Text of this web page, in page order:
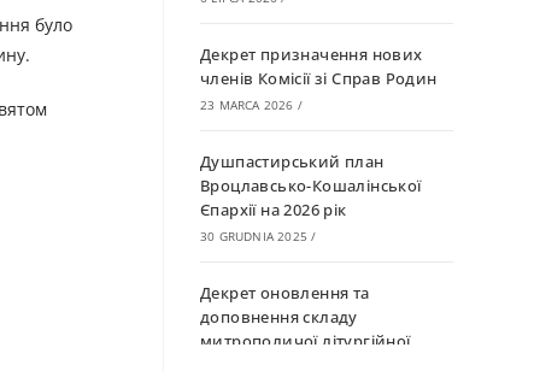
було
Декрет призначення нових
членів Комісії зі Справ Родин
23 MARCA 2026 /
Душпастирський план
Вроцлавсько-Кошалінської
Єпархії на 2026 рік
30 GRUDNIA 2025 /
Декрет оновлення та
доповнення складу
митрополичої літургійної